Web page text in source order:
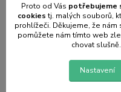
celý článek
Efektivní hrabání
Proto od Vás potřebujeme
cookiestj. malých souborů,
prohlížeči. Děkujeme, že
pomůžete nám tímto web
chovat
Nastavení